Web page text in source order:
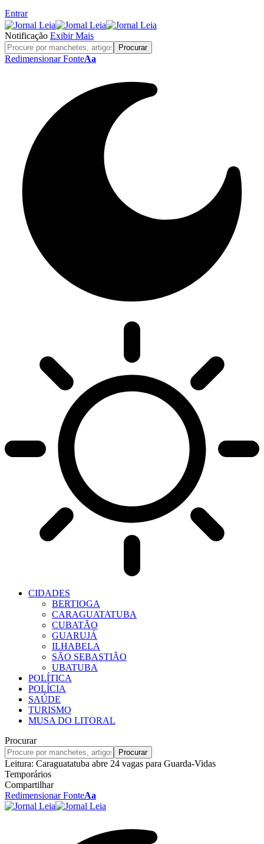
Entrar
Notificação Exibir Mais
Redimensionar FonteAa
CIDADES
BERTIOGA
CARAGUATATUBA
CUBATÃO
GUARUJÁ
ILHABELA
SÃO SEBASTIÃO
UBATUBA
POLÍTICA
POLÍCIA
SAÚDE
TURISMO
MUSA DO LITORAL
Procurar
Leitura: Caraguatatuba abre 24 vagas para Guarda-Vidas
Temporários
Compartilhar
Redimensionar FonteAa